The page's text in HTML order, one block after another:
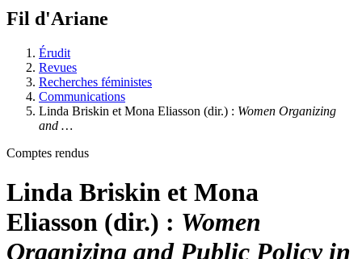
Fil d'Ariane
Érudit
Revues
Recherches féministes
Communications
Linda Briskin et Mona Eliasson (dir.) : Women Organizing
and …
Comptes rendus
Linda Briskin et Mona
Eliasson (dir.) : Women
Organizing and Public Policy in